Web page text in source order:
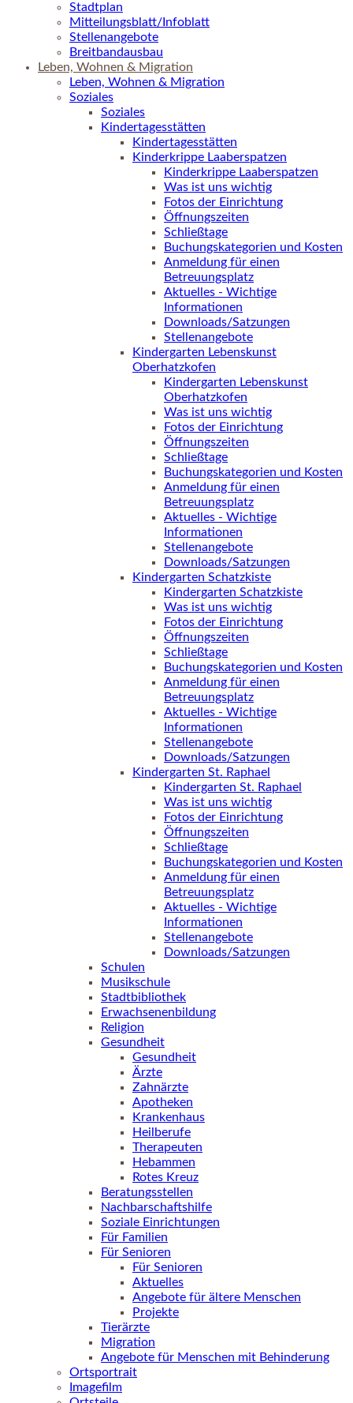
Stadtplan
Mitteilungsblatt/Infoblatt
Stellenangebote
Breitbandausbau
Leben, Wohnen & Migration
Leben, Wohnen & Migration
Soziales
Soziales
Kindertagesstätten
Kindertagesstätten
Kinderkrippe Laaberspatzen
Kinderkrippe Laaberspatzen
Was ist uns wichtig
Fotos der Einrichtung
Öffnungszeiten
Schließtage
Buchungskategorien und Kosten
Anmeldung für einen
Betreuungsplatz
Aktuelles - Wichtige
Informationen
Downloads/Satzungen
Stellenangebote
Kindergarten Lebenskunst
Oberhatzkofen
Kindergarten Lebenskunst
Oberhatzkofen
Was ist uns wichtig
Fotos der Einrichtung
Öffnungszeiten
Schließtage
Buchungskategorien und Kosten
Anmeldung für einen
Betreuungsplatz
Aktuelles - Wichtige
Informationen
Stellenangebote
Downloads/Satzungen
Kindergarten Schatzkiste
Kindergarten Schatzkiste
Was ist uns wichtig
Fotos der Einrichtung
Öffnungszeiten
Schließtage
Buchungskategorien und Kosten
Anmeldung für einen
Betreuungsplatz
Aktuelles - Wichtige
Informationen
Stellenangebote
Downloads/Satzungen
Kindergarten St. Raphael
Kindergarten St. Raphael
Was ist uns wichtig
Fotos der Einrichtung
Öffnungszeiten
Schließtage
Buchungskategorien und Kosten
Anmeldung für einen
Betreuungsplatz
Aktuelles - Wichtige
Informationen
Stellenangebote
Downloads/Satzungen
Schulen
Musikschule
Stadtbibliothek
Erwachsenenbildung
Religion
Gesundheit
Gesundheit
Ärzte
Zahnärzte
Apotheken
Krankenhaus
Heilberufe
Therapeuten
Hebammen
Rotes Kreuz
Beratungsstellen
Nachbarschaftshilfe
Soziale Einrichtungen
Für Familien
Für Senioren
Für Senioren
Aktuelles
Angebote für ältere Menschen
Projekte
Tierärzte
Migration
Angebote für Menschen mit Behinderung
Ortsportrait
Imagefilm